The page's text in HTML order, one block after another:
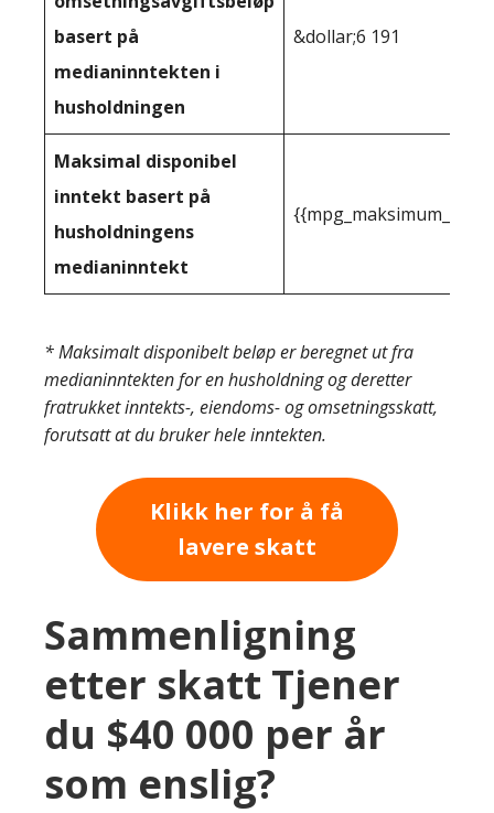
basert på
medianinntekten i
husholdningen
&dollar;6 191
Maksimal disponibel
inntekt basert på
husholdningens
medianinntekt
* Maksimalt disponibelt beløp er beregnet ut fra
medianinntekten for en husholdning og deretter
fratrukket inntekts-, eiendoms- og omsetningsskatt,
forutsatt at du bruker hele inntekten.
Klikk her for å få
lavere skatt
Sammenligning
etter skatt Tjener
du $40 000 per år
som enslig?